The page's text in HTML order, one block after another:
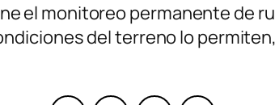
el monitoreo permanente de
del terreno lo